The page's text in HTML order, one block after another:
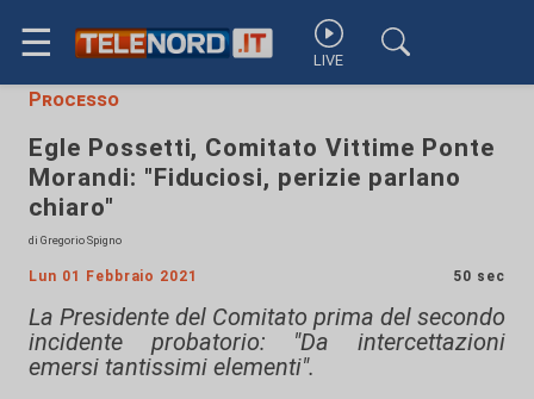
☰ LIVE
Processo
Egle Possetti, Comitato Vittime Ponte
Morandi: "Fiduciosi, perizie parlano
chiaro"
di Gregorio Spigno
Lun 01 Febbraio 2021 50 sec
La Presidente del Comitato prima del secondo
incidente probatorio: "Da intercettazioni
emersi tantissimi elementi".